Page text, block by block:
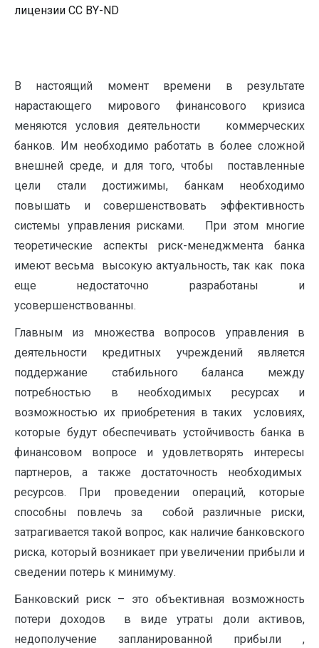
лицензии CC BY-ND
В настоящий момент времени в результате
нарастающего мирового финансового кризиса
меняются условия деятельности коммерческих
банков. Им необходимо работать в более сложной
внешней среде, и для того, чтобы поставленные
цели стали достижимы, банкам необходимо
повышать и совершенствовать эффективность
системы управления рисками. При этом многие
теоретические аспекты риск-менеджмента банка
имеют весьма высокую актуальность, так как пока
еще недостаточно разработаны и
усовершенствованны.
Главным из множества вопросов управления в
деятельности кредитных учреждений является
поддержание стабильного баланса между
потребностью в необходимых ресурсах и
возможностью их приобретения в таких условиях,
которые будут обеспечивать устойчивость банка в
финансовом вопросе и удовлетворять интересы
партнеров, а также достаточность необходимых
ресурсов. При проведении операций, которые
способны повлечь за собой различные риски,
затрагивается такой вопрос, как наличие банковского
риска, который возникает при увеличении прибыли и
сведении потерь к минимуму.
Банковский риск – это объективная возможность
потери доходов в виде утраты доли активов,
недополучение запланированной прибыли ,